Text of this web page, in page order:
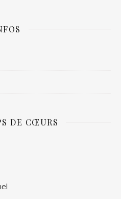
DE CŒURS